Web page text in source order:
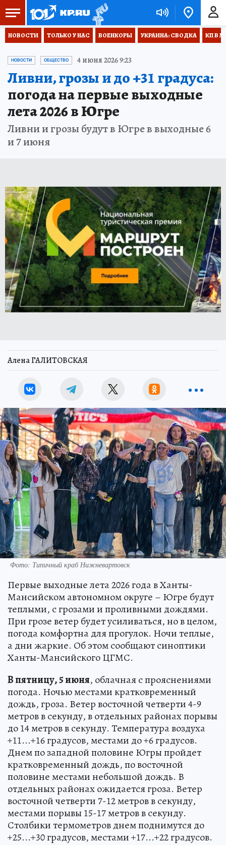
НОВОСТИ ТОЛЬКО У НАС ВОЕНКОРЫ УКРАИНА: СВОДКА КП В
НОВОСТИ ОБЩЕСТВО 4 июня 2026 9:23
Ливни, грозы и до +31 градуса:
погода на первые выходные
лета 2026 в Югре
Ливни и грозы будут в Югре в выходные 6
и 7 июня
Алена ГАЛИТОВСКАЯ
Фото: Типичный краб Нижневартовск
Первые выходные лета 2026 года в Ханты-
Мансийском автономном округе – Югре будут
теплыми, с грозами и проливными дождями.
При грозе ветер будет усиливаться, но в целом,
погода комфортна для прогулок. Ночи теплые,
а дни жаркие. Об этом сообщают синоптики
Ханты-Мансийского ЦГМС.
В пятницу, 5 июня, облачная с прояснениями
погода. Ночью местами кратковременный
дождь, гроза. Ветер восточной четверти 4-9
метров в секунду, в отдельных районах порывы
до 14 метров в секунду. Температура воздуха
+11...+16 градусов, местами до +6 градусов.
Днем по западной половине Югры пройдет
кратковременный дождь, по восточной
половине местами небольшой дождь. В
отдельных районах ожидается гроза. Ветер
восточной четверти 7-12 метров в секунду,
местами порывы 15-17 метров в секунду.
Столбики термометров днем поднимутся до
+25...+30 градусов, местами +17...+22 градусов.